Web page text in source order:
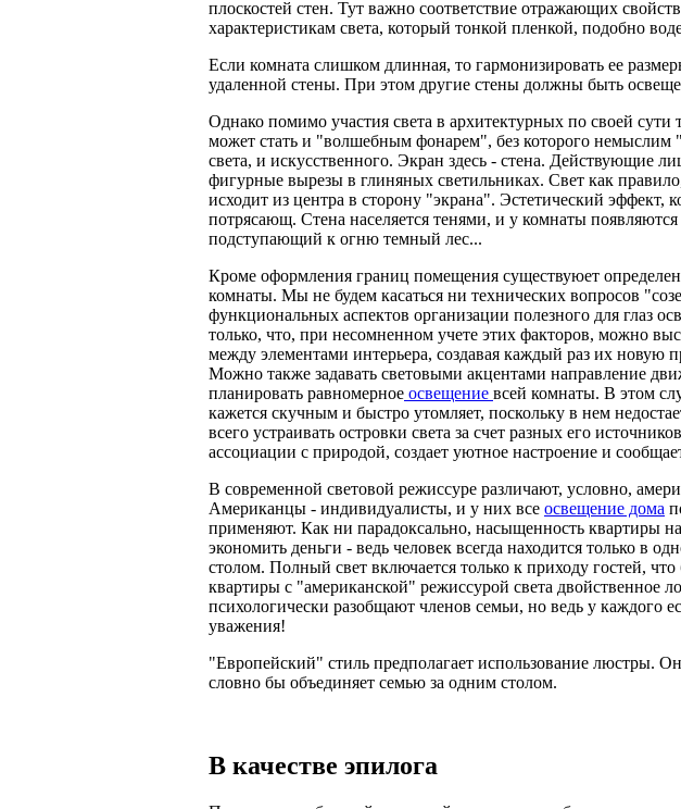
плоскостей стен. Тут важно соответствие отражающих
характеристикам света, который тонкой пленкой, подобно
Если комната слишком длинная, то гармонизировать ее
удаленной стены. При этом другие стены должны быть
Однако помимо участия света в архитектурных по своей сути
может стать и "волшебным фонарем", без которого немыслим
света, и искусственного. Экран здесь - стена. Действующие
фигурные вырезы в глиняных светильниках. Свет как
исходит из центра в сторону "экрана". Эстетический эффект,
потрясающ. Стена населяется тенями, и у комнаты
подступающий к огню темный лес...
Кроме оформления границ помещения существуюет
комнаты. Мы не будем касаться ни технических вопросов
функциональных аспектов организации полезного для глаз
только, что, при несомненном учете этих факторов, можно
между элементами интерьера, создавая каждый раз их новую
Можно также задавать световыми акцентами направление
планировать равномерное освещение всей комнаты. В этом
кажется скучным и быстро утомляет, поскольку в нем
всего устраивать ocтровки света за счет разных его
ассоциации с природой, создает уютное настроение и
В современной световой режиссуре различают, условно,
Американцы - индивидуалисты, и у них все освещение дома
применяют. Как ни парадоксально, насыщенность квартиры
экономить деньги - ведь человек всегда находится только в
столом. Полный свет включается только к приходу гостей,
квартиры с "американской" режиссурой света двойственное
психологически разобщают членов семьи, но ведь у каждого
уважения!
"Европейский" стиль предполагает использование люстры.
словно бы объединяет семью за одним столом.
В качестве эпилога